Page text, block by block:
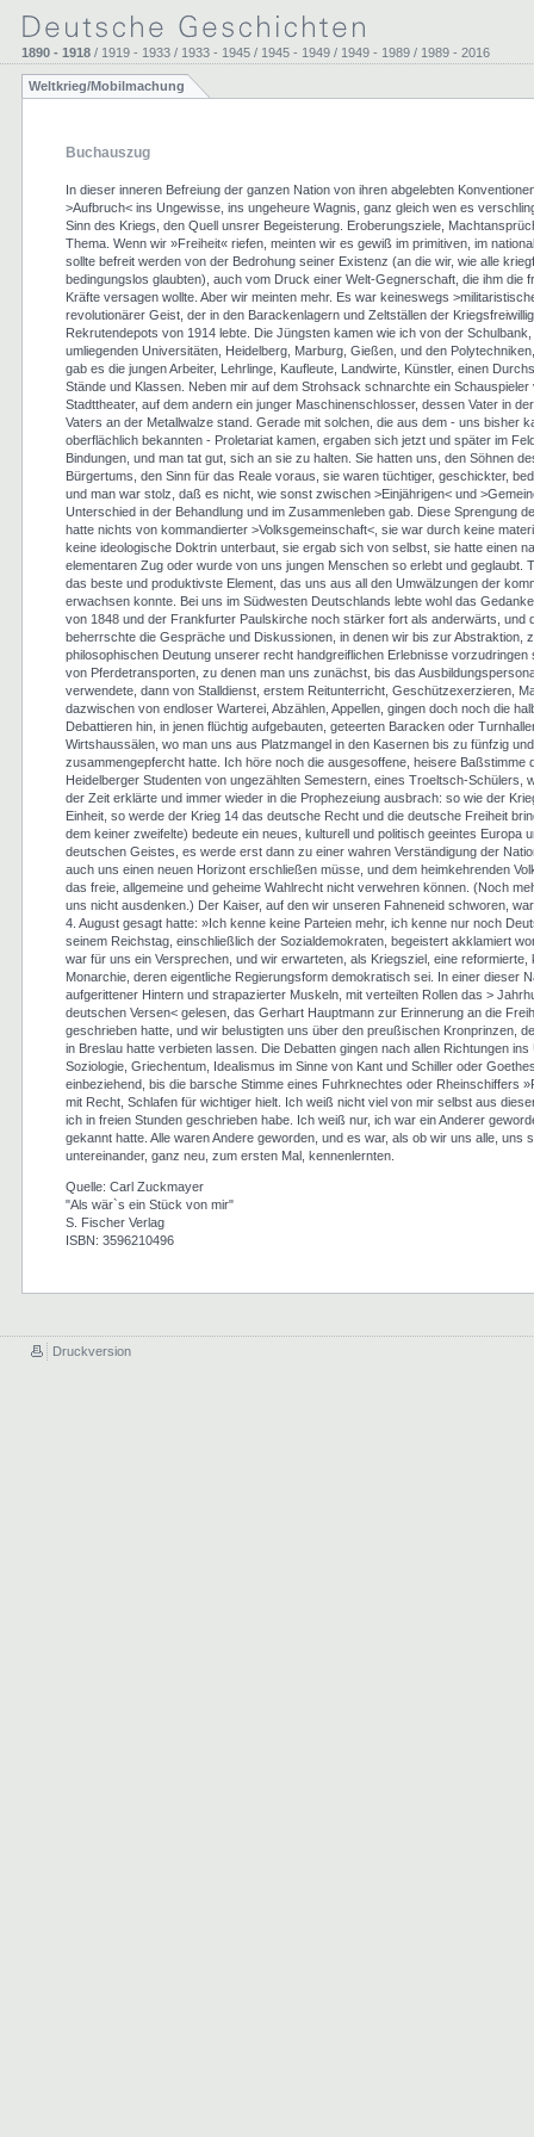
1890 - 1918 / 1919 - 1933 / 1933 - 1945 / 1945 - 1949 / 1949 - 1989 / 1989 - 2016
Weltkrieg/Mobilmachung
Buchauszug
In dieser inneren Befreiung der ganzen Nation von ihren abgelebten
>Aufbruch< ins Ungewisse, ins ungeheure Wagnis, ganz gleich wen es
Sinn des Kriegs, den Quell unsrer Begeisterung. Eroberungsziele,
Thema. Wenn wir »Freiheit« riefen, meinten wir es gewiß im primitiven, im
sollte befreit werden von der Bedrohung seiner Existenz (an die wir, wie alle
bedingungslos glaubten), auch vom Druck einer Welt-Gegnerschaft, die ihm die
Kräfte versagen wollte. Aber wir meinten mehr. Es war keineswegs
revolutionärer Geist, der in den Barackenlagern und Zeltställen der
Rekrutendepots von 1914 lebte. Die Jüngsten kamen wie ich von der
umliegenden Universitäten, Heidelberg, Marburg, Gießen, und den
gab es die jungen Arbeiter, Lehrlinge, Kaufleute, Landwirte, Künstler, einen
Stände und Klassen. Neben mir auf dem Strohsack schnarchte ein Schauspieler
Stadttheater, auf dem andern ein junger Maschinenschlosser, dessen Vater in
Vaters an der Metallwalze stand. Gerade mit solchen, die aus dem - uns bisher
oberflächlich bekannten - Proletariat kamen, ergaben sich jetzt und später im
Bindungen, und man tat gut, sich an sie zu halten. Sie hatten uns, den Söhnen
Bürgertums, den Sinn für das Reale voraus, sie waren tüchtiger, geschickter,
und man war stolz, daß es nicht, wie sonst zwischen >Einjährigen< und
Unterschied in der Behandlung und im Zusammenleben gab. Diese Sprengung
hatte nichts von kommandierter >Volksgemeinschaft<, sie war durch keine
keine ideologische Doktrin unterbaut, sie ergab sich von selbst, sie hatte einen
elementaren Zug oder wurde von uns jungen Menschen so erlebt und geglaubt.
das beste und produktivste Element, das uns aus all den Umwälzungen der
erwachsen konnte. Bei uns im Südwesten Deutschlands lebte wohl das
von 1848 und der Frankfurter Paulskirche noch stärker fort als anderwärts, und
beherrschte die Gespräche und Diskussionen, in denen wir bis zur Abstraktion,
philosophischen Deutung unserer recht handgreiflichen Erlebnisse vorzudringen
von Pferdetransporten, zu denen man uns zunächst, bis das
verwendete, dann von Stalldienst, erstem Reitunterricht, Geschützexerzieren,
dazwischen von endloser Warterei, Abzählen, Appellen, gingen doch noch die
Debattieren hin, in jenen flüchtig aufgebauten, geteerten Baracken oder
Wirtshaussälen, wo man uns aus Platzmangel in den Kasernen bis zu fünfzig
zusammengepfercht hatte. Ich höre noch die ausgesoffene, heisere Baßstimme
Heidelberger Studenten von ungezählten Semestern, eines Troeltsch-Schülers,
der Zeit erklärte und immer wieder in die Prophezeiung ausbrach: so wie der
Einheit, so werde der Krieg 14 das deutsche Recht und die deutsche Freiheit
dem keiner zweifelte) bedeute ein neues, kulturell und politisch geeintes Europa
deutschen Geistes, es werde erst dann zu einer wahren Verständigung der
auch uns einen neuen Horizont erschließen müsse, und dem heimkehrenden
das freie, allgemeine und geheime Wahlrecht nicht verwehren können. (Noch
uns nicht ausdenken.) Der Kaiser, auf den wir unseren Fahneneid schworen,
4. August gesagt hatte: »Ich kenne keine Parteien mehr, ich kenne nur noch
seinem Reichstag, einschließlich der Sozialdemokraten, begeistert akklamiert
war für uns ein Versprechen, und wir erwarteten, als Kriegsziel, eine reformierte,
Monarchie, deren eigentliche Regierungsform demokratisch sei. In einer dieser
aufgerittener Hintern und strapazierter Muskeln, mit verteilten Rollen das >
deutschen Versen< gelesen, das Gerhart Hauptmann zur Erinnerung an die
geschrieben hatte, und wir belustigten uns über den preußischen Kronprinzen,
in Breslau hatte verbieten lassen. Die Debatten gingen nach allen Richtungen ins
Soziologie, Griechentum, Idealismus im Sinne von Kant und Schiller oder
einbeziehend, bis die barsche Stimme eines Fuhrknechtes oder Rheinschiffers
mit Recht, Schlafen für wichtiger hielt. Ich weiß nicht viel von mir selbst aus
ich in freien Stunden geschrieben habe. Ich weiß nur, ich war ein Anderer
gekannt hatte. Alle waren Andere geworden, und es war, als ob wir uns alle, uns
untereinander, ganz neu, zum ersten Mal, kennenlernten.
Quelle: Carl Zuckmayer
"Als wär`s ein Stück von mir"
S. Fischer Verlag
ISBN: 3596210496
Druckversion